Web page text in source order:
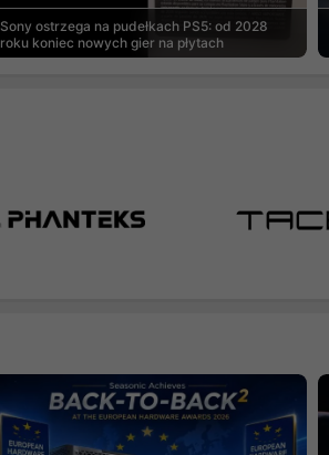
Sony ostrzega na pudełkach PS5: od 2028
roku koniec nowych gier na płytach